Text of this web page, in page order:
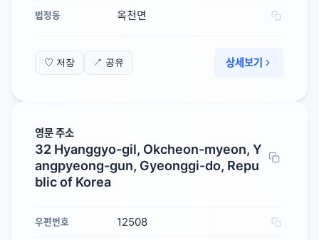
법정동 옥천면
♡ 저장 ↗ 공유 상세보기
영문 주소
32 Hyanggyo-gil, Okcheon-myeon, Y
angpyeong-gun, Gyeonggi-do, Repu
blic of Korea
우편번호 12508